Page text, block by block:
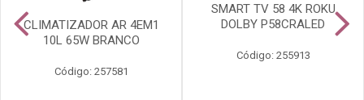
CLIMATIZADOR AR 4EM1
10L 65W BRANCO
Código: 257581
SMART TV 58 4K ROKU
DOLBY P58CRALED
Código: 255913